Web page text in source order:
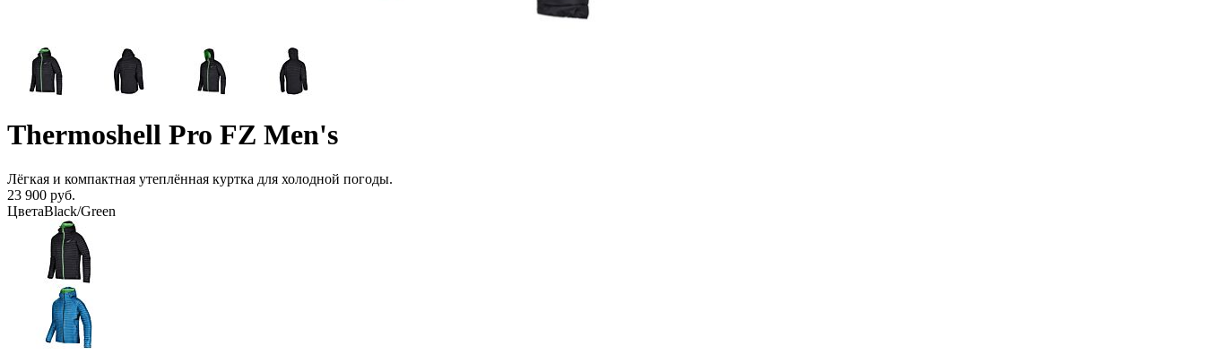
Thermoshell Pro FZ Men's
Лёгкая и компактная утеплённая куртка для холодной погоды.
23 900 руб.
ЦветаBlack/Green